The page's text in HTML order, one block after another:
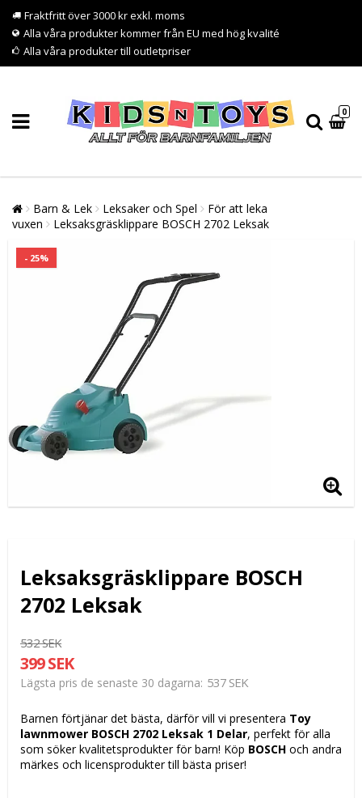
Fraktfritt över 3000 kr exkl. moms
Alla våra produkter kommer från EU med hög kvalité
Alla våra produkter till outletpriser
0
Barn & Lek Leksaker och Spel
För att leka
vuxen
Leksaksgräsklippare BOSCH 2702 Leksak
- 25%
Leksaksgräsklippare BOSCH
2702 Leksak
532 SEK
399 SEK
Lägsta pris de senaste 30 dagarna 537 SEK
Barnen förtjänar det bästa, därför vill vi presentera Toy
lawnmower BOSCH 2702 Leksak 1 Delar, perfekt för alla
som söker kvalitetsprodukter för barn! Köp BOSCH och andra
märkes och licensprodukter till bästa priser!